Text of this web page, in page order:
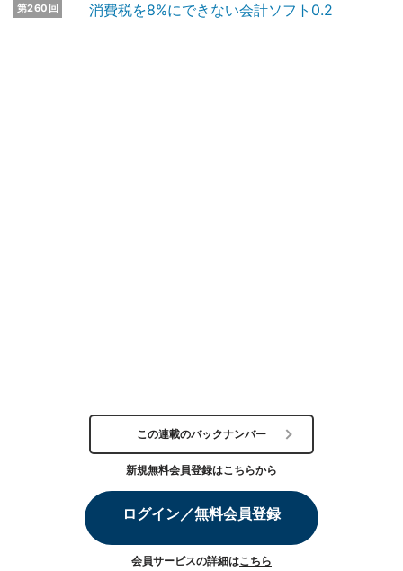
第260回 消費税を8%にできない会計ソフト0.2
この連載のバックナンバー
新規無料会員登録はこちらから
ログイン／無料会員登録
会員サービスの詳細はこちら